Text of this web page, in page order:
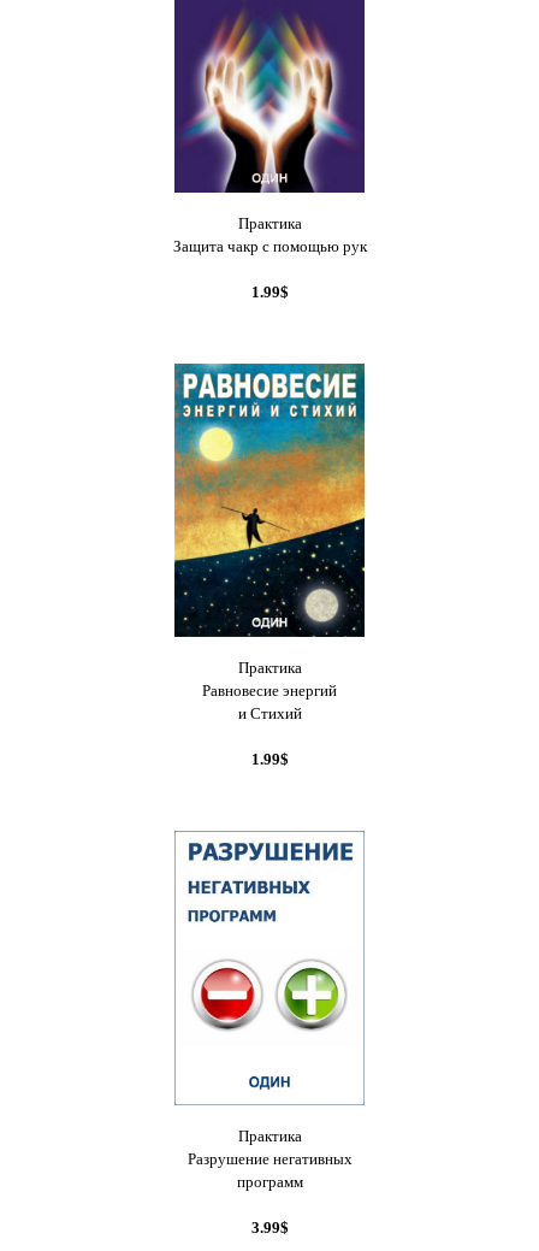
Практика
Защита чакр с помощью рук
1.99$
Практика
Равновесие энергий
и Стихий
1.99$
Практика
Разрушение негативных
программ
3.99$